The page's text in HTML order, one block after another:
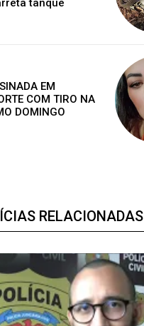
tanque
EM
COM TIRO NA
DOMINGO
RELACIONADAS